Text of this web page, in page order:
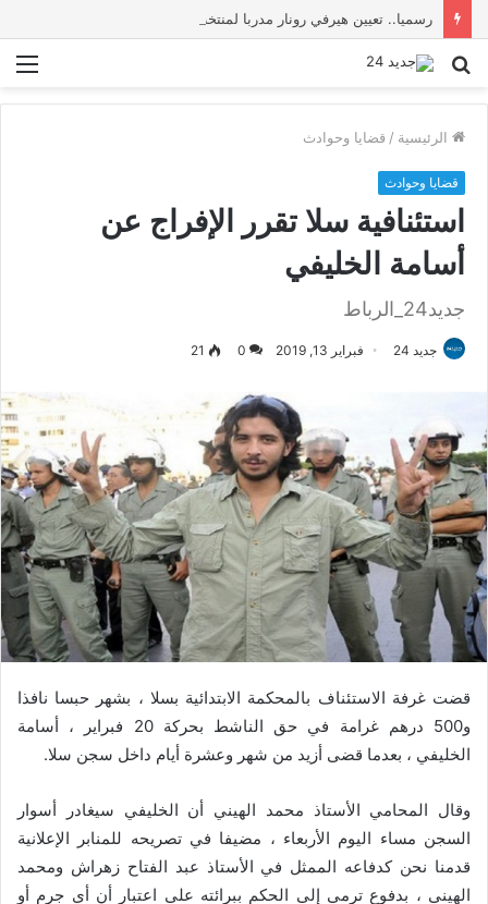
رسميا.. تعيين هيرفي رونار مدربا لمنتخب كوت ديفوار
بحث
الرئيسية / قضايا وحوادث
قضايا وحوادث
استئنافية سلا تقرر الإفراج عن
أسامة الخليفي
جديد24_الرباط
جديد 24 فبراير 13, 2019 0
21
قضت غرفة الاستئناف بالمحكمة الابتدائية بسلا ، بشهر حبسا نافذا
و500 درهم غرامة في حق الناشط بحركة 20 فبراير ، أسامة
الخليفي ، بعدما قضى أزيد من شهر وعشرة أيام داخل سجن سلا.
وقال المحامي الأستاذ محمد الهيني أن الخليفي سيغادر أسوار
السجن مساء اليوم الأربعاء ، مضيفا في تصريحه للمنابر الإعلانية
قدمنا نحن كدفاعه الممثل في الأستاذ عبد الفتاح زهراش ومحمد
الهيني ، بدفوع ترمي إلى الحكم ببرائته على اعتبار أن أي جرم أو